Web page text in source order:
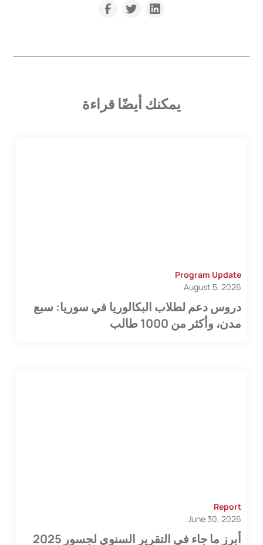
يمكنك أيضًا قراءة
Program Update
August 5, 2026
دروس دعم لطلاب البكالوريا في سوريا: سبع
مدن، وأكثر من 1000 طالب
Report
June 30, 2026
أبرز ما جاء في التقرير السنوي لجسور 2025